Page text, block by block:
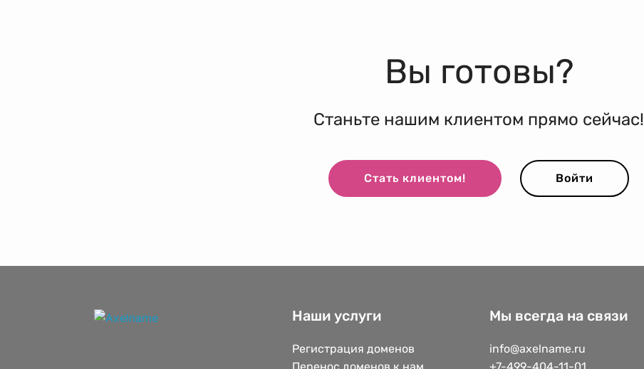
Вы готовы?
Станьте нашим клиентом прямо сейчас!
Стать клиентом! Войти
Наши услуги
Регистрация доменов
Мы всегда на связи
info@axelname.ru